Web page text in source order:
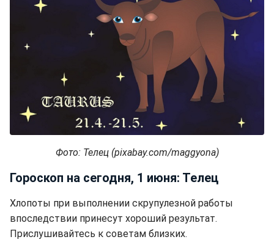
Фото: Телец (pixabay.com/maggyona)
Гороскоп на сегодня, 1 июня: Телец
Хлопоты при выполнении скрупулезной работы
впоследствии принесут хороший результат.
Прислушивайтесь к советам близких.